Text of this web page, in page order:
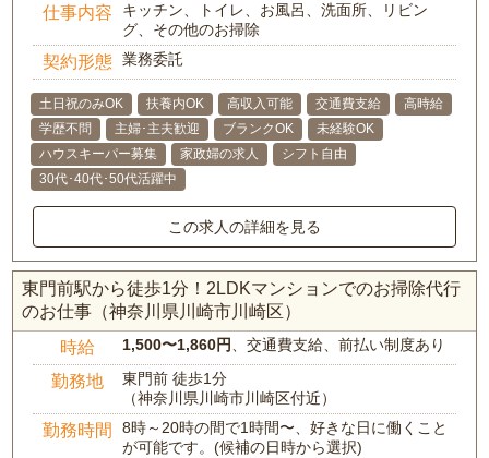
仕事内容
キッチン、トイレ、お風呂、洗面所、リビン
グ、その他のお掃除
契約形態 業務委託
土日祝のみOK 扶養内OK 高収入可能 交通費支給
高時給
学歴不問
主婦･主夫歓迎 ブランクOK
未経験OK
ハウスキーパー募集
家政婦の求人
シフト自由
30代･40代･50代活躍中
この求人の詳細を見る
東門前駅から徒歩1分！2LDKマンションでのお掃除代行
のお仕事（神奈川県川崎市川崎区）
時給 1,500〜1,860円、交通費支給、前払い制度あり
勤務地
東門前 徒歩1分
（神奈川県川崎市川崎区付近）
勤務時間
8時～20時の間で1時間〜、好きな日に働くこと
が可能です。(候補の日時から選択)